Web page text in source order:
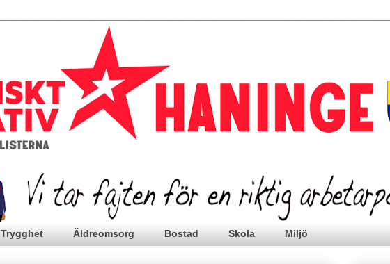
Trygghet Äldreomsorg Bostad Skola Miljö